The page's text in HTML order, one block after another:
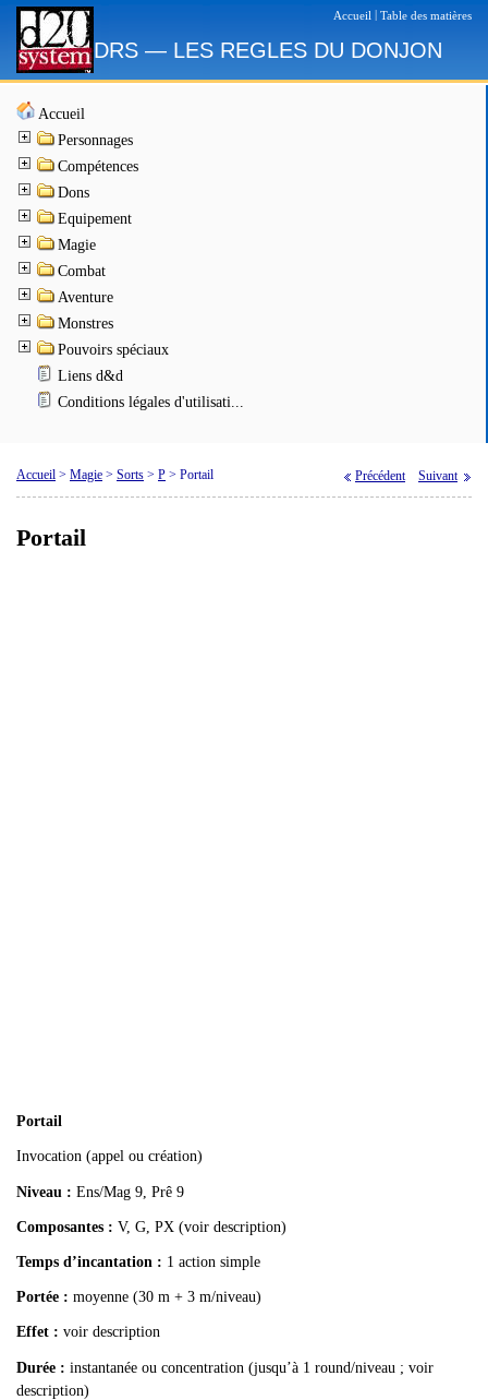
Accueil Table des matières
DRS — LES REGLES DU DONJON
Accueil
Personnages
Compétences
Dons
Equipement
Magie
Combat
Aventure
Monstres
Pouvoirs spéciaux
Liens d&d
Conditions légales d'utilisati...
Accueil > Magie > Sorts > P > Portail Précédent Suivant
Portail
Portail
Invocation (appel ou création)
Niveau : Ens/Mag 9, Prê 9
Composantes : V, G, PX (voir description)
Temps d’incantation : 1 action simple
Portée : moyenne (30 m + 3 m/niveau)
Effet : voir description
Durée : instantanée ou concentration (jusqu’à 1 round/niveau ; voir
description)